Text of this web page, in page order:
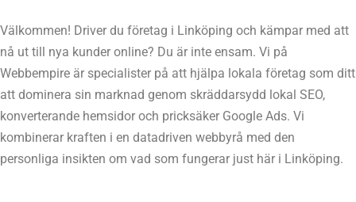
Välkommen! Driver du företag i Linköping och kämpar med att
nå ut till nya kunder online? Du är inte ensam. Vi på
Webbempire är specialister på att hjälpa lokala företag som ditt
att dominera sin marknad genom skräddarsydd lokal SEO,
konverterande hemsidor och pricksäker Google Ads. Vi
kombinerar kraften i en datadriven webbyrå med den
personliga insikten om vad som fungerar just här i Linköping.